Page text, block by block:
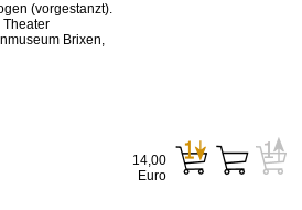
(vorgestanzt).
Brixen,
14,00
Euro